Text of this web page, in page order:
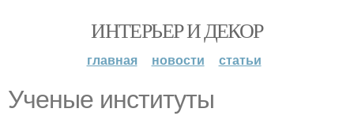
ИНТЕРЬЕР И ДЕКОР
главная новости статьи
Ученые институты